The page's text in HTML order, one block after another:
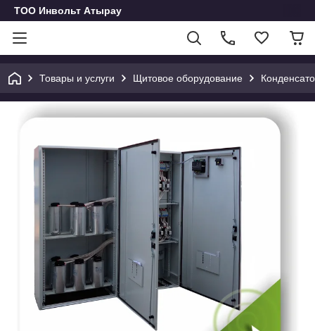
ТОО Инвольт Атырау
Товары и услуги Щитовое оборудование